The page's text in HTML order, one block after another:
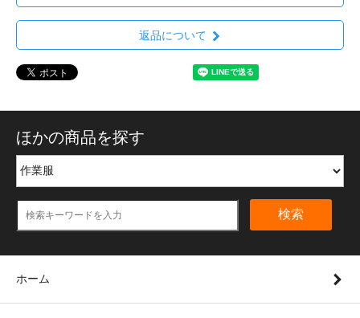
返品について
ほかの商品を探す
検索
ホーム